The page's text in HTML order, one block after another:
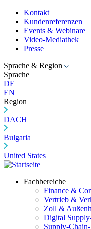
Kontakt
Kundenreferenzen
Events & Webinare
Video-Mediathek
Presse
Sprache & Region
Sprache
DE
EN
Region
DACH
Bulgaria
United States
Fachbereiche
Finance &
Vertrieb &
Zoll &
Digital
Supply-